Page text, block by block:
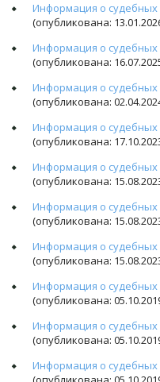
Информация о судебных
(опубликована:
Информация о судебных
(опубликована:
Информация о судебных
(опубликована:
Информация о судебных
(опубликована:
Информация о судебных
(опубликована:
Информация о судебных
(опубликована:
Информация о судебных
(опубликована:
Информация о судебных
(опубликована:
Информация о судебных
(опубликована:
Информация о судебных